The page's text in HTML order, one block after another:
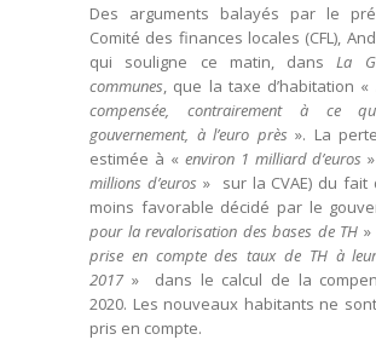
Des arguments balayés par le
Comité des finances locales (CFL),
qui souligne ce matin, dansLa
communes, que la taxe d’habitation «
compensée, contrairement à ce
gouvernement, à l’euro près ». La
estimée à « environ 1 milliard d’euros
millions d’euros » sur la CVAE) du fait
moins favorable décidé par le
pour la revalorisation des bases de TH
prise en compte des taux de TH à
2017» dans le calcul de la
2020. Les nouveaux habitants ne
pris en compte.